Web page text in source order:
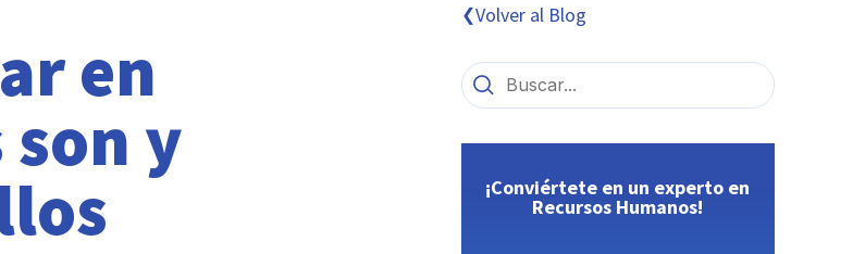
en
y
❮Volver al Blog
¡Conviértete en un experto en
Recursos Humanos!